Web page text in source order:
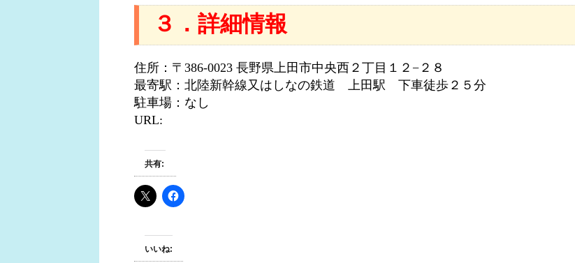
３．詳細情報
住所：〒386-0023 長野県上田市中央西２丁目１２−２８
最寄駅：北陸新幹線又はしなの鉄道 上田駅 下車徒歩２５分
駐車場：なし
URL:
共有:
いいね: